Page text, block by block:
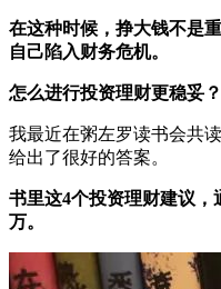
在这种时候，挣大钱不是
自己陷入财务危机。
怎么进行投资理财更稳妥？
我最近在粥左罗读书会共
给出了很好的答案。
书里这4个投资理财建议
万。